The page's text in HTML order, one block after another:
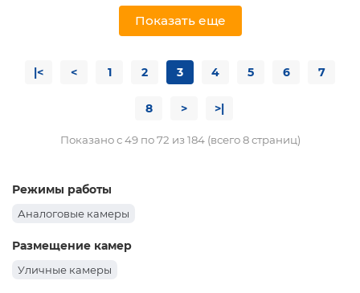
Показать еще
|< < 1 2 3 4 5 6 7
8 > >|
Показано с 49 по 72 из 184 (всего 8 страниц)
Режимы работы
Аналоговые камеры
Размещение камер
Уличные камеры